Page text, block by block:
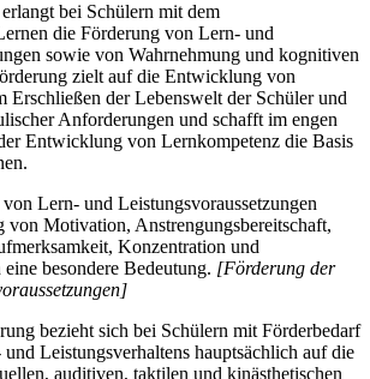
bei Schülern mit dem
die Förderung von Lern- und
sowie von Wahrnehmung und kognitiven
zielt auf die Entwicklung von
Erschließen der Lebenswelt der Schüler und
Anforderungen und schafft im engen
Entwicklung von Lernkompetenz die Basis
Lern- und Leistungsvoraussetzungen
von Motivation, Anstrengungsbereitschaft,
Konzentration und
besondere Bedeutung. [Förderung der
bezieht sich bei Schülern mit Förderbedarf
Leistungsverhaltens hauptsächlich auf die
auditiven, taktilen und kinästhetischen